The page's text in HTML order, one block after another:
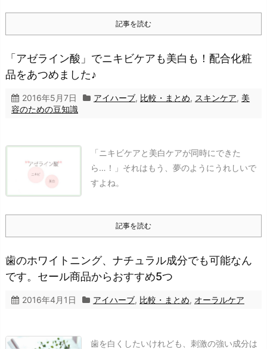
記事を読む
「アゼライン酸」でニキビケアも美白も！配合化粧
品をあつめました♪
2016年5月7日 アイハーブ, 比較・まとめ, スキンケア, 美
容のための豆知識
「ニキビケアと美白ケアが同時にできた
ら…！」それはもう、夢のようにうれしいで
すよね。
記事を読む
歯のホワイトニング、ナチュラル成分でも可能なん
です。セール商品からおすすめ5つ
2016年4月1日 アイハーブ, 比較・まとめ, オーラルケア
歯を白くしたいけれども、刺激の強い成分は